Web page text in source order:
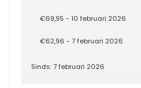
€69,95 - 10 februari 2026
€62,96 - 7 februari 2026
Sinds: 7 februari 2026